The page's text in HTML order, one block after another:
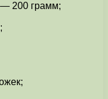
200 грамм;